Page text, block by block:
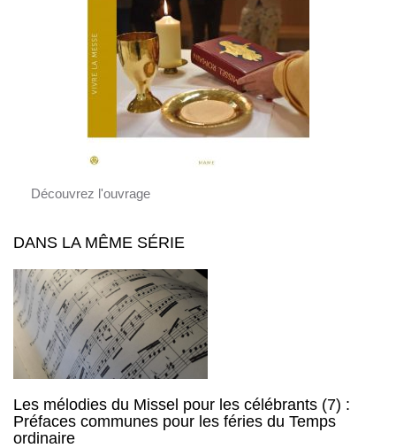
Découvrez l'ouvrage
DANS LA MÊME SÉRIE
Les mélodies du Missel pour les célébrants (7) :
Préfaces communes pour les féries du Temps
ordinaire